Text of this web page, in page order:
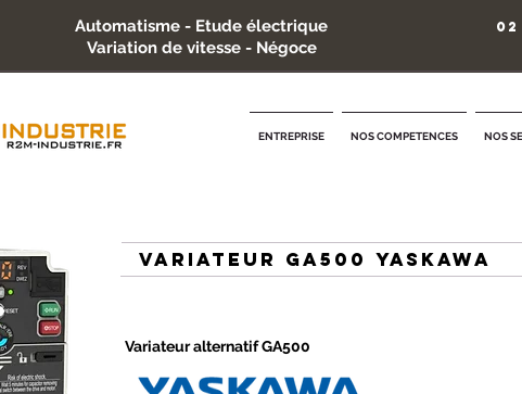
Automatisme - Etude électrique
Variation de vitesse - Négoce
02
ENTREPRISE NOS COMPETENCES NOS
variateur GA500 yaskawa
Variateur alternatif GA500